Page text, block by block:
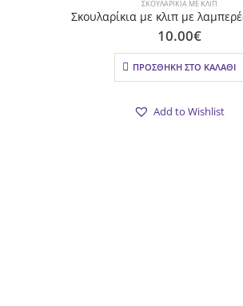
ΣΚΟΥΛΑΡΊΚΙΑ ΜΕ ΚΛΙΠ
Σκουλαρίκια με κλιπ με
10.00€
ΠΡΟΣΘΉΚΗ ΣΤΟ ΚΑΛΆΘΙ
Add to Wishlist